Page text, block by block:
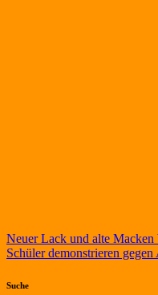
Neuer Lack und alte
Schüler demonstrieren
Suche